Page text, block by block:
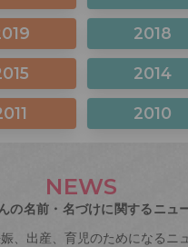
2018
2014
2010
NEWS
の名前・名づけに関するニュ
、出産、育児のためになるニ